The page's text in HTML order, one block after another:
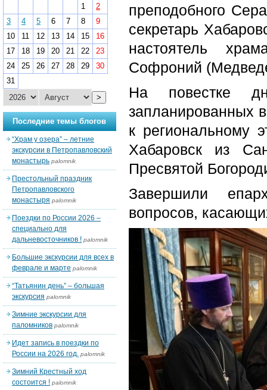
преподобного
секретарь
настоятель
Софроний
На повестке
запланированных
к региональному
Хабаровск из
Пресвятой
Завершили
вопросов,
1
2
3
4 5 6 7 8
9
10
11 12 13 14 15
16
17
18 19 20 21 22
23
24
25 26 27 28 29
30
31
>
Последние темы блогов
“Храм у озера” – летние
экскурсии в Петропавловский
монастырь palomnik
Престольный праздник
Петропавловского
монастыря palomnik
Поездки по России 2026 –
специально для
дальневосточников ! palomnik
Большие экскурсии для всех в
феврале и марте palomnik
“Татьянин день” – большая
экскурсия palomnik
Зимние экскурсии для
паломников palomnik
Идет запись в поездки по
России на 2026 год. palomnik
Зимний Крестный ход
состоится ! palomnik